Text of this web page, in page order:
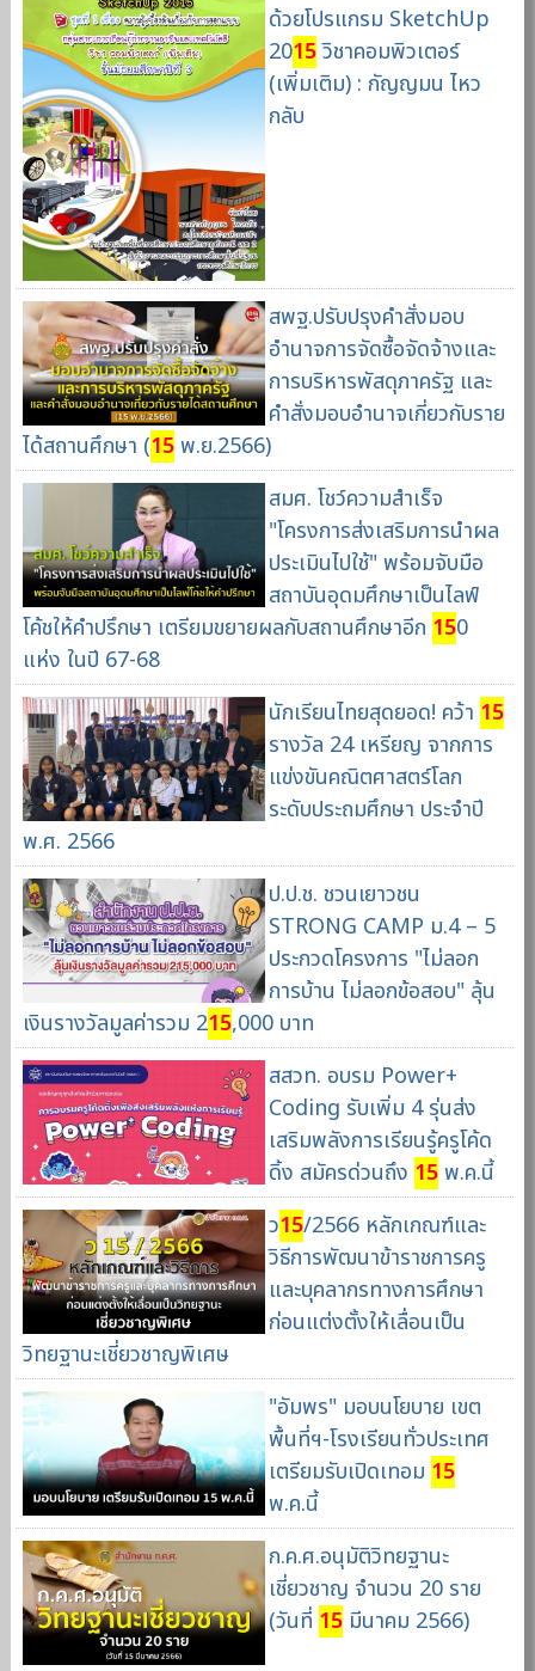
ด้วยโปรแกรม SketchUp
2015วิชาคอมพิวเตอร์
(เพิ่มเติม) : กัญญมน ไหว
กลับ
สพฐ.ปรับปรุงคำสั่งมอบ
อำนาจการจัดซื้อจัดจ้างและ
การบริหารพัสดุภาครัฐ และ
คำสั่งมอบอำนาจเกี่ยวกับราย
ได้สถานศึกษา (15พ.ย.2566)
สมศ. โชว์ความสำเร็จ
"โครงการส่งเสริมการนำผล
ประเมินไปใช้" พร้อมจับมือ
สถาบันอุดมศึกษาเป็นไลฟ์
โค้ชให้คำปรึกษา เตรียมขยายผลกับสถานศึกษาอีก 150
แห่ง ในปี 67-68
นักเรียนไทยสุดยอด! คว้า 15
รางวัล 24 เหรียญ จากการ
แข่งขันคณิตศาสตร์โลก
ระดับประถมศึกษา ประจำปี
พ.ศ. 2566
ป.ป.ช. ชวนเยาวชน
STRONG CAMP ม.4 – 5
ประกวดโครงการ "ไม่ลอก
การบ้าน ไม่ลอกข้อสอบ" ลุ้น
เงินรางวัลมูลค่ารวม 215,000 บาท
สสวท. อบรม Power+
Coding รับเพิ่ม 4 รุ่นส่ง
เสริมพลังการเรียนรู้ครูโค้ด
ดิ้ง สมัครด่วนถึง 15พ.ค.นี้
ว15/2566 หลักเกณฑ์และ
วิธีการพัฒนาข้าราชการครู
และบุคลากรทางการศึกษา
ก่อนแต่งตั้งให้เลื่อนเป็น
วิทยฐานะเชี่ยวชาญพิเศษ
"อัมพร" มอบนโยบาย เขต
พื้นที่ฯ-โรงเรียนทั่วประเทศ
เตรียมรับเปิดเทอม 15
พ.ค.นี้
ก.ค.ศ.อนุมัติวิทยฐานะ
เชี่ยวชาญ จำนวน 20 ราย
(วันที่ 15มีนาคม 2566)